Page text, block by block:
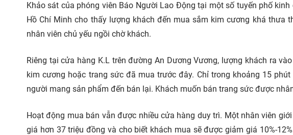
Khảo sát của phóng viên Báo Người Lao Động tại một số tuyến phố
Hồ Chí Minh cho thấy lượng khách đến mua sắm kim cương khá thưa
nhân viên chủ yếu ngồi chờ khách.
Riêng tại cửa hàng K.L trên đường An Dương Vương, lượng khách ra
kim cương hoặc trang sức đã mua trước đây. Chỉ trong khoảng 15
người mang sản phẩm đến bán lại. Khách muốn bán trang sức được
Hoạt động mua bán vẫn được nhiều cửa hàng duy trì. Một nhân viên
giá hơn 37 triệu đồng và cho biết khách mua sẽ được giảm giá 10%-